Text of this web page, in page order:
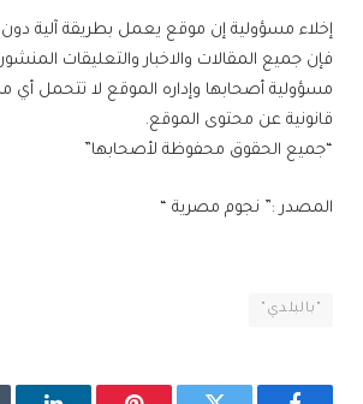
إخلاء مسؤولية إن موقع يعمل بطريقة آلية
فإن جميع المقالات والاخبار والتعليقات
مسؤولية أصحابها وإداره الموقع لا تتحمل أي
قانونية عن محتوى الموقع.
“جميع الحقوق محفوظة لأصحابها”
المصدر :” نجوم مصرية “
"بالبلدي"